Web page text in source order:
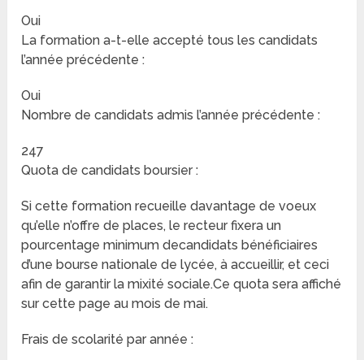
Oui
La formation a-t-elle accepté tous les candidats
l’année précédente :
Oui
Nombre de candidats admis l’année précédente :
247
Quota de candidats boursier :
Si cette formation recueille davantage de voeux
qu’elle n’offre de places, le recteur fixera un
pourcentage minimum decandidats bénéficiaires
d’une bourse nationale de lycée, à accueillir, et ceci
afin de garantir la mixité sociale.Ce quota sera affiché
sur cette page au mois de mai.
Frais de scolarité par année :